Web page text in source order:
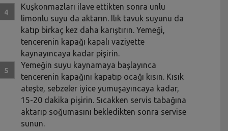
Kuşkonmazları ilave ettikten sonra unlu
limonlu suyu da aktarın. Ilık tavuk suyunu da
katıp birkaç kez daha karıştırın. Yemeği,
tencerenin kapağı kapalı vaziyette
kaynayıncaya kadar pişirin.
Yemeğin suyu kaynamaya başlayınca
tencerenin kapağını kapatıp ocağı kısın. Kısık
ateşte, sebzeler iyice yumuşayıncaya kadar,
15-20 dakika pişirin. Sıcakken servis tabağına
aktarıp soğumasını bekledikten sonra servise
sunun.